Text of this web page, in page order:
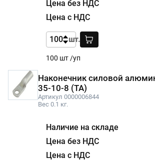
100 шт /уп
шт.
Наконечник силовой
35-10-8 (ТА)
Артикул 0000006844
Вес 0.1 кг.